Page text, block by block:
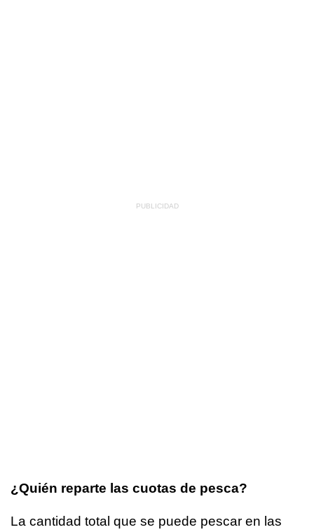
¿Quién reparte las cuotas de pesca?
La cantidad total que se puede pescar en las